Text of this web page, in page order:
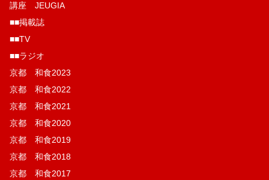
講座 JEUGIA
■■掲載誌
■■TV
■■ラジオ
京都 和食2023
京都 和食2022
京都 和食2021
京都 和食2020
京都 和食2019
京都 和食2018
京都 和食2017